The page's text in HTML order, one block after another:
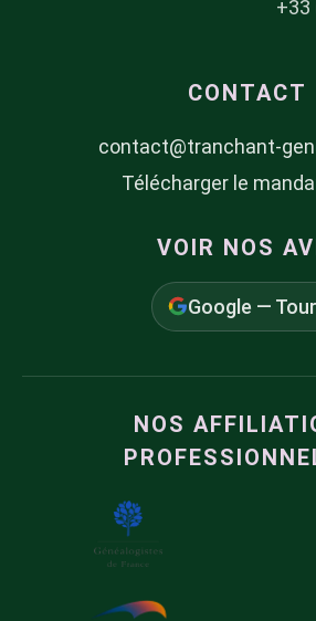
+33
CONTACT
contact@tranchant-
Télécharger le
VOIR NOS
Google —
NOS